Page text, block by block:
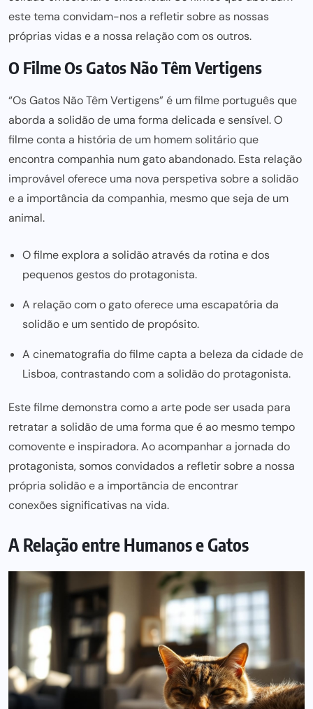
estetema convidam-nos a refletir sobreas nossas
próprias vidas e a nossa relação com os outros.
O Filme Os Gatos Não Têm Vertigens
“Os Gatos Não Têm Vertigens” é umfilme portuguêsque
aborda a solidão de uma forma delicada e sensível. O
filme conta a história de um homem solitário que
encontra companhia num gato abandonado. Esta relação
improvável oferece uma nova perspetiva sobre a solidão
e a importância da companhia, mesmo que seja de um
animal.
O filme explora a solidão através da rotina e dos
pequenos gestos do protagonista.
A relação com o gato oferece uma escapatória da
solidão e um sentido de propósito.
A cinematografia do filme capta a beleza da cidade de
Lisboa, contrastando com a solidão do protagonista.
Este filme demonstra como a arte pode ser usada para
retratar a solidão de uma forma que é ao mesmo tempo
comovente e inspiradora. Ao acompanhar a jornada do
protagonista, somos convidados a refletir sobre a nossa
própria solidão e a importância de encontrar
conexões significativas na vida.
A Relação entre Humanos e Gatos